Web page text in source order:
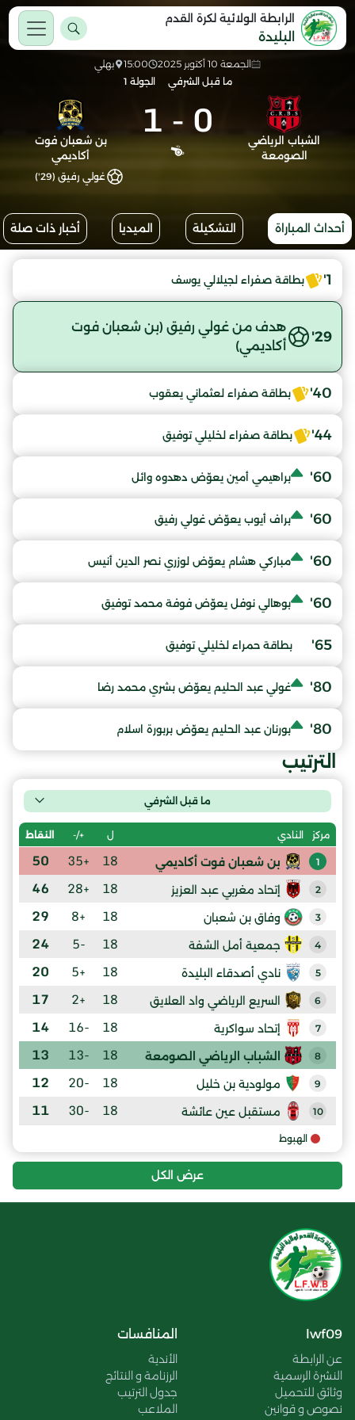
الرابطة الولائية لكرة القدم
البليدة
الجمعة 10 أكتوبر 2025 15:00
بهلي
ما قبل الشرفي
الجولة 1
الشباب الرياضي
الصومعة
0
-
1
بن شعبان فوت
أكاديمي
غولي رفيق (29')
أحداث المباراة التشكيلة الميديا أخبار ذات صلة
1' بطاقة صفراء لجيلالي يوسف
29'
هدف من غولي رفيق (بن شعبان فوت
أكاديمي)
40' بطاقة صفراء لعثماني يعقوب
44' بطاقة صفراء لخليلي توفيق
60' براهيمي أمين يعوّض دهدوه وائل
60' براف أيوب يعوّض غولي رفيق
60' مباركي هشام يعوّض لوزري نصر الدين أنيس
60' بوهالي نوفل يعوّض فوفة محمد توفيق
65' بطاقة حمراء لخليلي توفيق
80' غولي عبد الحليم يعوّض بشري محمد رضا
80' بورنان عبد الحليم يعوّض بربورة اسلام
الترتيب
ما قبل الشرفي
مركز النادي ل +/- النقاط
1 بن شعبان فوت أكاديمي 18
+35
50
2 إتحاد مغربي عبد العزيز 18
+28
46
3 وفاق بن شعبان 18
+8
29
4 جمعية أمل الشفة 18
-5
24
5 نادي أصدقاء البليدة 18
+5
20
6 السريع الرياضي واد العلايق 18
+2
17
7 إتحاد سواكرية 18
-16
14
8 الشباب الرياضي الصومعة 18
-13
13
9 مولودية بن خليل 18
-20
12
10 مستقبل عين عائشة 18
-30
11
الهبوط
عرض الكل
lwf09
عن الرابطة
النشرة الرسمية
وثائق للتحميل
نصوص و قوانين
المنافسات
الأندية
الرزنامة و النتائج
جدول الترتيب
الملاعب